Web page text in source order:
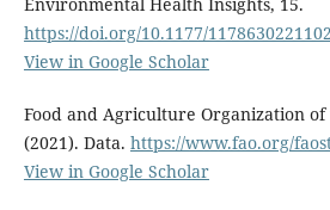
https://doi.org/10.1177/
View in Google Scholar
Food and Agriculture Organization
(2021). Data. https://www.fao.org/
View in Google Scholar